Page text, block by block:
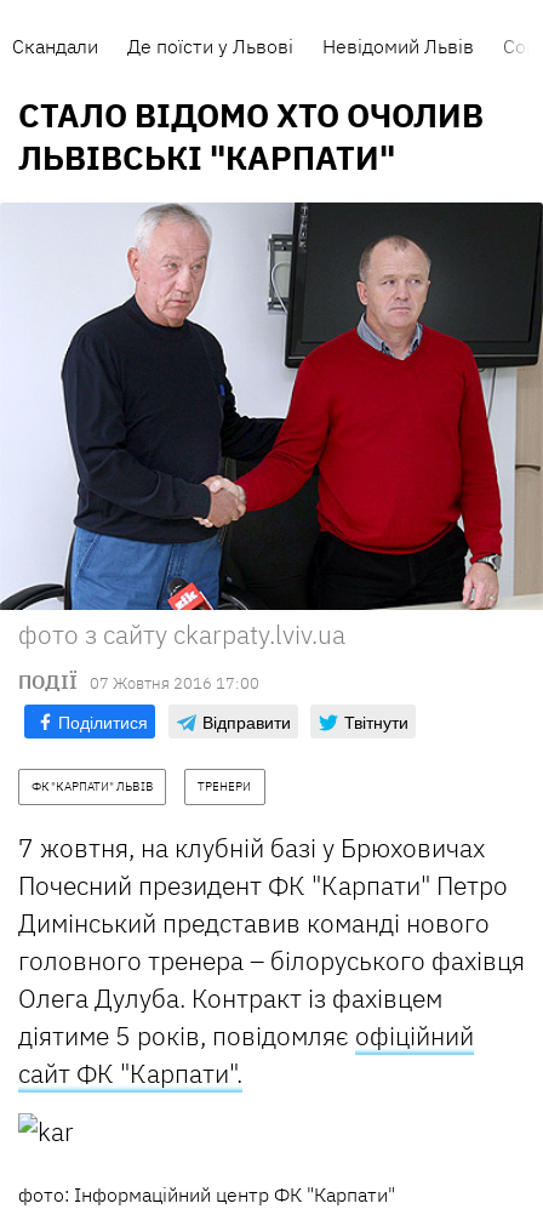
Скандали Де поїсти у Львові Невідомий Львів
СТАЛО ВІДОМО ХТО ОЧОЛИВ
ЛЬВІВСЬКІ "КАРПАТИ"
фото з сайту ckarpaty.lviv.ua
ПОДІЇ 07 Жовтня 2016 17:00
Поділитися Відправити Твітнути
ФК "КАРПАТИ" ЛЬВІВ ТРЕНЕРИ
7 жовтня, на клубній базі у Брюховичах
Почесний президент ФК "Карпати" Петро
Димінський представив команді нового
головного тренера – білоруського фахівця
Олега Дулуба. Контракт із фахівцем
діятиме 5 років, повідомляє офіційний
сайт ФК "Карпати".
фото: Інформаційний центр ФК "Карпати"